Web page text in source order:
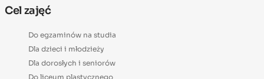
Cel zajęć
Do egzaminów na studia
Dla dzieci i młodzieży
Dla dorosłych i seniorów
Do liceum plastycznego